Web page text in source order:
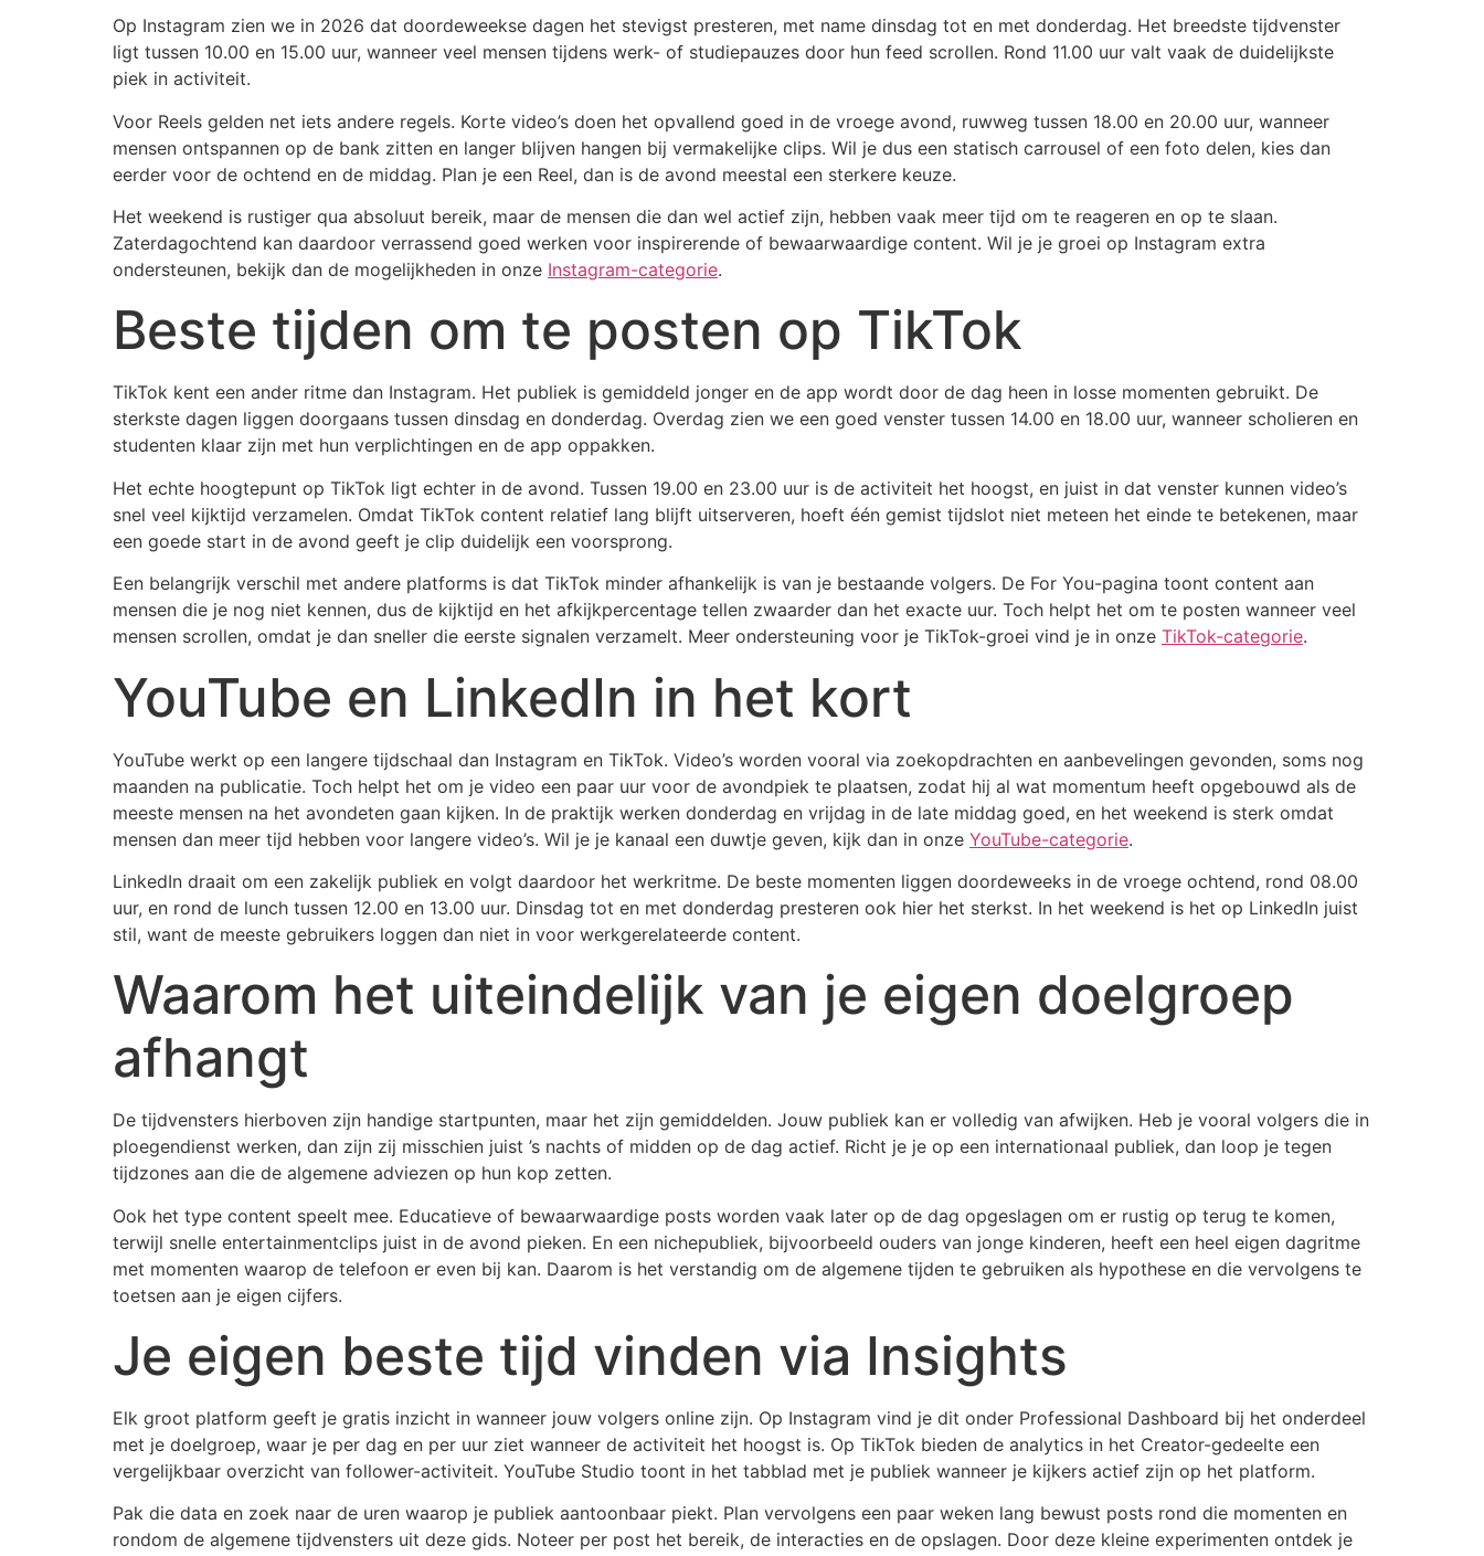
Op Instagram zien we in 2026 dat doordeweekse dagen het stevigst presteren, met name dinsdag tot en met donderdag. Het breedste tijdvenster
ligt tussen 10.00 en 15.00 uur, wanneer veel mensen tijdens werk- of studiepauzes door hun feed scrollen. Rond 11.00 uur valt vaak de duidelijkste
piek in activiteit.
Voor Reels gelden net iets andere regels. Korte video’s doen het opvallend goed in de vroege avond, ruwweg tussen 18.00 en 20.00 uur, wanneer
mensen ontspannen op de bank zitten en langer blijven hangen bij vermakelijke clips. Wil je dus een statisch carrousel of een foto delen, kies dan
eerder voor de ochtend en de middag. Plan je een Reel, dan is de avond meestal een sterkere keuze.
Het weekend is rustiger qua absoluut bereik, maar de mensen die dan wel actief zijn, hebben vaak meer tijd om te reageren en op te slaan.
Zaterdagochtend kan daardoor verrassend goed werken voor inspirerende of bewaarwaardige content. Wil je je groei op Instagram extra
ondersteunen, bekijk dan de mogelijkheden in onze Instagram-categorie.
Beste tijden om te posten op TikTok
TikTok kent een ander ritme dan Instagram. Het publiek is gemiddeld jonger en de app wordt door de dag heen in losse momenten gebruikt. De
sterkste dagen liggen doorgaans tussen dinsdag en donderdag. Overdag zien we een goed venster tussen 14.00 en 18.00 uur, wanneer scholieren en
studenten klaar zijn met hun verplichtingen en de app oppakken.
Het echte hoogtepunt op TikTok ligt echter in de avond. Tussen 19.00 en 23.00 uur is de activiteit het hoogst, en juist in dat venster kunnen video’s
snel veel kijktijd verzamelen. Omdat TikTok content relatief lang blijft uitserveren, hoeft één gemist tijdslot niet meteen het einde te betekenen, maar
een goede start in de avond geeft je clip duidelijk een voorsprong.
Een belangrijk verschil met andere platforms is dat TikTok minder afhankelijk is van je bestaande volgers. De For You-pagina toont content aan
mensen die je nog niet kennen, dus de kijktijd en het afkijkpercentage tellen zwaarder dan het exacte uur. Toch helpt het om te posten wanneer veel
mensen scrollen, omdat je dan sneller die eerste signalen verzamelt. Meer ondersteuning voor je TikTok-groei vind je in onze TikTok-categorie.
YouTube en LinkedIn in het kort
YouTube werkt op een langere tijdschaal dan Instagram en TikTok. Video’s worden vooral via zoekopdrachten en aanbevelingen gevonden, soms nog
maanden na publicatie. Toch helpt het om je video een paar uur voor de avondpiek te plaatsen, zodat hij al wat momentum heeft opgebouwd als de
meeste mensen na het avondeten gaan kijken. In de praktijk werken donderdag en vrijdag in de late middag goed, en het weekend is sterk omdat
mensen dan meer tijd hebben voor langere video’s. Wil je je kanaal een duwtje geven, kijk dan in onze YouTube-categorie.
LinkedIn draait om een zakelijk publiek en volgt daardoor het werkritme. De beste momenten liggen doordeweeks in de vroege ochtend, rond 08.00
uur, en rond de lunch tussen 12.00 en 13.00 uur. Dinsdag tot en met donderdag presteren ook hier het sterkst. In het weekend is het op LinkedIn juist
stil, want de meeste gebruikers loggen dan niet in voor werkgerelateerde content.
Waarom het uiteindelijk van je eigen doelgroep
afhangt
De tijdvensters hierboven zijn handige startpunten, maar het zijn gemiddelden. Jouw publiek kan er volledig van afwijken. Heb je vooral volgers die in
ploegendienst werken, dan zijn zij misschien juist ’s nachts of midden op de dag actief. Richt je je op een internationaal publiek, dan loop je tegen
tijdzones aan die de algemene adviezen op hun kop zetten.
Ook het type content speelt mee. Educatieve of bewaarwaardige posts worden vaak later op de dag opgeslagen om er rustig op terug te komen,
terwijl snelle entertainmentclips juist in de avond pieken. En een nichepubliek, bijvoorbeeld ouders van jonge kinderen, heeft een heel eigen dagritme
met momenten waarop de telefoon er even bij kan. Daarom is het verstandig om de algemene tijden te gebruiken als hypothese en die vervolgens te
toetsen aan je eigen cijfers.
Je eigen beste tijd vinden via Insights
Elk groot platform geeft je gratis inzicht in wanneer jouw volgers online zijn. Op Instagram vind je dit onder Professional Dashboard bij het onderdeel
met je doelgroep, waar je per dag en per uur ziet wanneer de activiteit het hoogst is. Op TikTok bieden de analytics in het Creator-gedeelte een
vergelijkbaar overzicht van follower-activiteit. YouTube Studio toont in het tabblad met je publiek wanneer je kijkers actief zijn op het platform.
Pak die data en zoek naar de uren waarop je publiek aantoonbaar piekt. Plan vervolgens een paar weken lang bewust posts rond die momenten en
rondom de algemene tijdvensters uit deze gids. Noteer per post het bereik, de interacties en de opslagen. Door deze kleine experimenten ontdek je